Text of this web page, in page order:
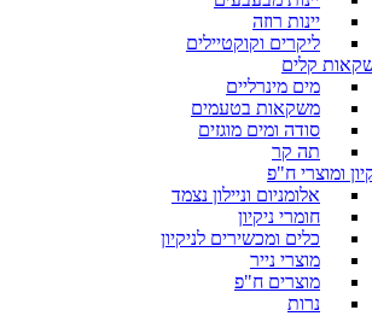
יינות רוזה
ליקרים וקוקטיילים
קלים
מים מינרליים
משקאות בטעמים
סודה ומים מוגזים
תה קר
ומוצרי ח"פ
אלומניום וניילון נצמד
חומרי ניקיון
כלים ומכשירים לניקיון
מוצרי נייר
מוצרים ח"פ
נרות